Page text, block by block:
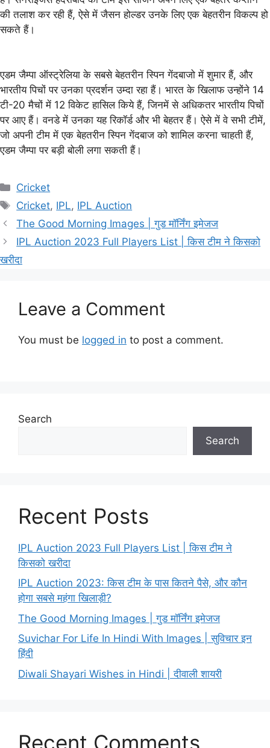
की तलाश कर रही हैं, ऐसे में जैसन होल्डर उनके लिए एक बेहतरीन विकल्प हो
सकते हैं।
एडम जैम्पा ऑस्ट्रेलिया के सबसे बेहतरीन स्पिन गेंदबाजो में शुमार हैं, और
भारतीय पिचों पर उनका प्रदर्शन उम्दा रहा हैं। भारत के खिलाफ उन्होंने 14
टी-20 मैचों में 12 विकेट हासिल किये हैं, जिनमें से अधिकतर भारतीय पिचों
पर आए हैं। वनडे में उनका यह रिकॉर्ड और भी बेहतर हैं। ऐसे में वे सभी टीमें,
जो अपनी टीम में एक बेहतरीन स्पिन गेंदबाज को शामिल करना चाहती हैं,
एडम जैम्पा पर बड़ी बोली लगा सकती हैं।
Categories
Cricket
Tags
Cricket, IPL, IPL Auction
The Good Morning Images | गुड मॉर्निंग इमेजज
IPL Auction 2023 Full Players List | किस टीम ने किसको
खरीदा
Leave a Comment
You must be logged in to post a comment.
Search
Search
Recent Posts
IPL Auction 2023 Full Players List | किस टीम ने
किसको खरीदा
IPL Auction 2023: किस टीम के पास कितने पैसे, और कौन
होगा सबसे महंगा खिलाड़ी?
The Good Morning Images | गुड मॉर्निंग इमेजज
Suvichar For Life In Hindi With Images | सुविचार इन
हिंदी
Diwali Shayari Wishes in Hindi | दीवाली शायरी
Recent Comments